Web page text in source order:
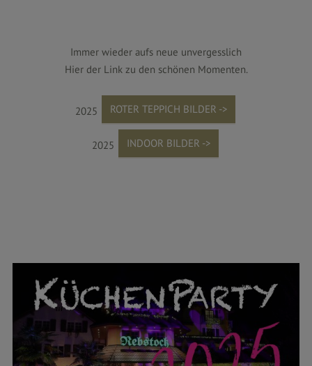
Immer wieder aufs neue unvergesslich
Hier der Link zu den schönen Momenten.
2025 ROTER TEPPICH BILDER ->
2025 INDOOR BILDER ->